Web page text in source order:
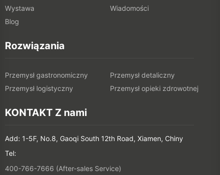
Wystawa
Wiadomości
Blog
Rozwiązania
Przemysł gastronomiczny
Przemysł detaliczny
Przemysł logistyczny
Przemysł opieki zdrowotnej
KONTAKT Z nami
Add: 1-5F, No.8, Gaoqi South 12th Road, Xiamen, Chiny
Tel:
400-766-7666 (After-sales Service)